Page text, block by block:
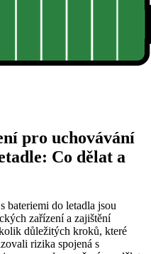
pro uchovávání
Co dělat a
bateriemi do letadla jsou
zařízení a zajištění
důležitých kroků, které
rizika spojená s